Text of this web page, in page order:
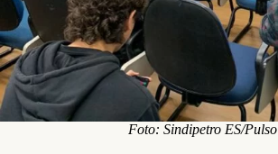
Foto: Sindipetro ES/Pulso